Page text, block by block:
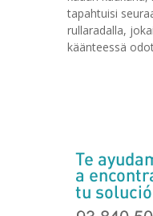
tapahtuisi
rullaradalla,
käänteessä